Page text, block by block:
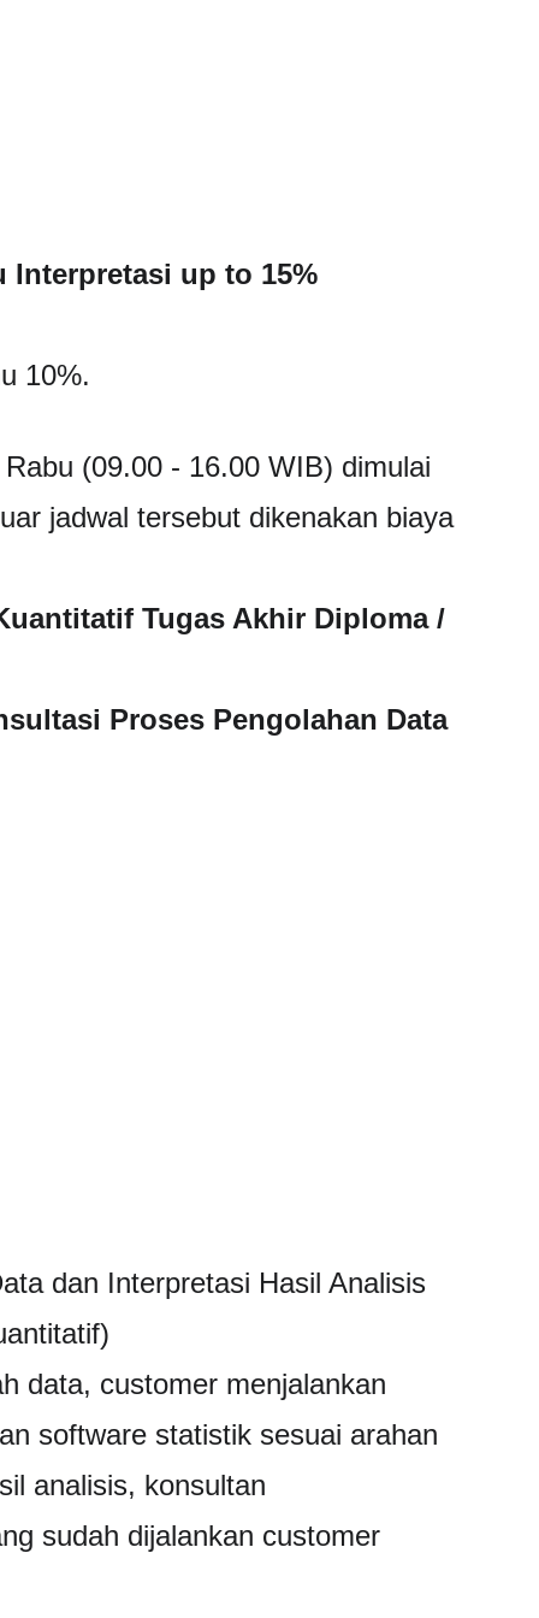
Interpretasi up to 15%
10%.
(09.00 - 16.00 WIB) dimulai
jadwal tersebut dikenakan biaya
Tugas Akhir Diploma /
Proses Pengolahan Data
dan Interpretasi Hasil Analisis
data, customer menjalankan
software statistik sesuai arahan
analisis, konsultan
sudah dijalankan customer